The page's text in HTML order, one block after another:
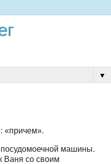
▼
«причем».
посудомоечной машины.
Ваня со своим